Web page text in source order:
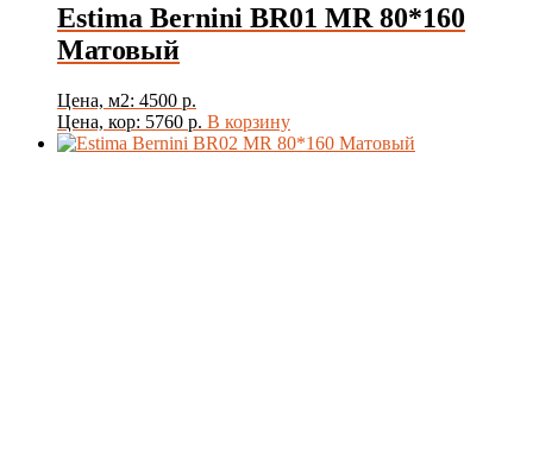
Товар Толщина Плитки
Estima Bernini BR01 MR 80*160
Матовый
Цена, м2: 4500 р.
Цена, кор: 5760 р. В корзину